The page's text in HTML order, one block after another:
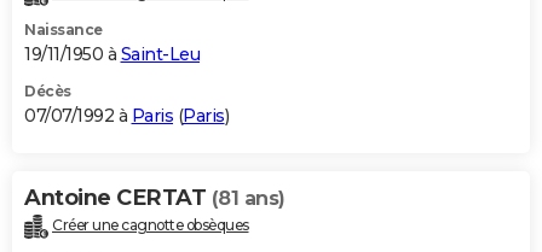
Naissance
19/11/1950 à Saint-Leu
Décès
07/07/1992 à Paris (Paris)
Antoine CERTAT (81 ans)
Créer une cagnotte obsèques